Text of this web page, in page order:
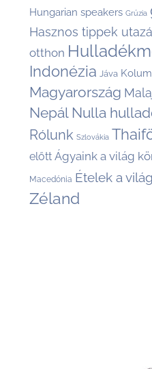
Hungarian speakers Grúzia
Hasznos tippek
otthon
Indonézia Jáva
Magyarország
Nepál Nulla
Rólunk Szlovákia
előtt Ágyaink a világ
Macedónia Ételek a
Zéland